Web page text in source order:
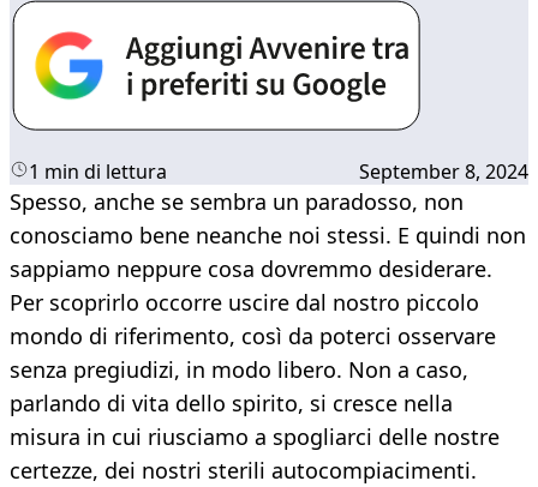
1 min di lettura September 8, 2024
Spesso, anche se sembra un paradosso, non
conosciamo bene neanche noi stessi. E quindi non
sappiamo neppure cosa dovremmo desiderare.
Per scoprirlo occorre uscire dal nostro piccolo
mondo di riferimento, così da poterci osservare
senza pregiudizi, in modo libero. Non a caso,
parlando di vita dello spirito, si cresce nella
misura in cui riusciamo a spogliarci delle nostre
certezze, dei nostri sterili autocompiacimenti.